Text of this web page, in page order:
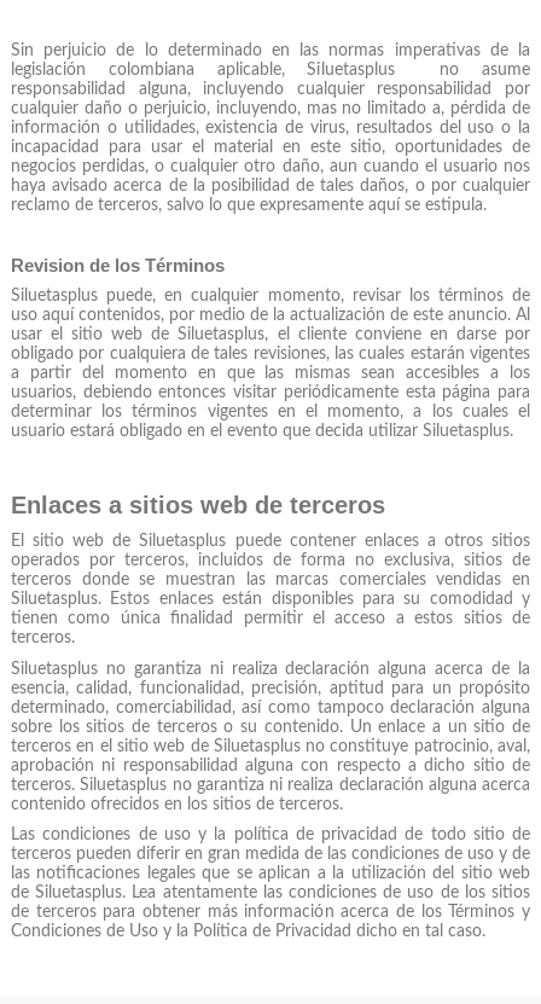
Sin perjuicio de lo determinado en las normas imperativas de la
legislación colombiana aplicable, Siluetasplus no asume
responsabilidad alguna, incluyendo cualquier responsabilidad por
cualquier daño o perjuicio, incluyendo, mas no limitado a, pérdida de
información o utilidades, existencia de virus, resultados del uso o la
incapacidad para usar el material en este sitio, oportunidades de
negocios perdidas, o cualquier otro daño, aun cuando el usuario nos
haya avisado acerca de la posibilidad de tales daños, o por cualquier
reclamo de terceros, salvo lo que expresamente aquí se estipula.
Revision de los Términos
Siluetasplus puede, en cualquier momento, revisar los términos de
uso aquí contenidos, por medio de la actualización de este anuncio. Al
usar el sitio web de Siluetasplus, el cliente conviene en darse por
obligado por cualquiera de tales revisiones, las cuales estarán vigentes
a partir del momento en que las mismas sean accesibles a los
usuarios, debiendo entonces visitar periódicamente esta página para
determinar los términos vigentes en el momento, a los cuales el
usuario estará obligado en el evento que decida utilizar Siluetasplus.
Enlaces a sitios web de terceros
El sitio web de Siluetasplus puede contener enlaces a otros sitios
operados por terceros, incluidos de forma no exclusiva, sitios de
terceros donde se muestran las marcas comerciales vendidas en
Siluetasplus. Estos enlaces están disponibles para su comodidad y
tienen como única finalidad permitir el acceso a estos sitios de
terceros.
Siluetasplus no garantiza ni realiza declaración alguna acerca de la
esencia, calidad, funcionalidad, precisión, aptitud para un propósito
determinado, comerciabilidad, así como tampoco declaración alguna
sobre los sitios de terceros o su contenido. Un enlace a un sitio de
terceros en el sitio web de Siluetasplus no constituye patrocinio, aval,
aprobación ni responsabilidad alguna con respecto a dicho sitio de
terceros. Siluetasplus no garantiza ni realiza declaración alguna acerca
contenido ofrecidos en los sitios de terceros.
Las condiciones de uso y la política de privacidad de todo sitio de
terceros pueden diferir en gran medida de las condiciones de uso y de
las notificaciones legales que se aplican a la utilización del sitio web
de Siluetasplus. Lea atentamente las condiciones de uso de los sitios
de terceros para obtener más información acerca de los Términos y
Condiciones de Uso y la Política de Privacidad dicho en tal caso.